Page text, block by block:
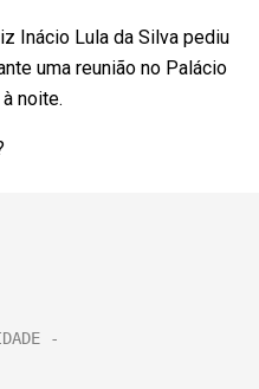
Inácio Lula da Silva pediu
uma reunião no Palácio
noite.